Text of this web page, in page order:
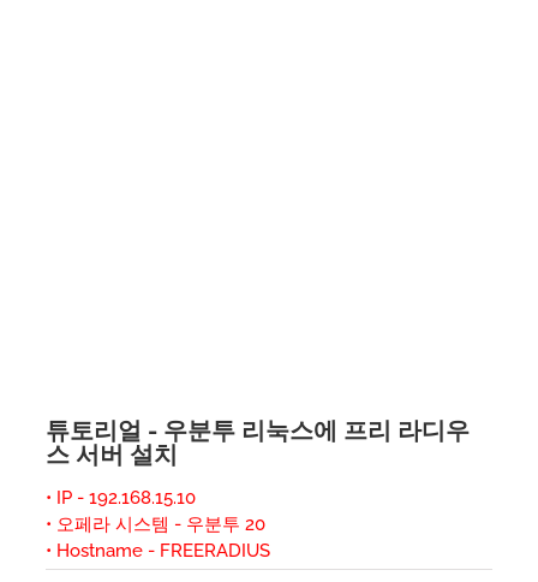
튜토리얼 - 우분투 리눅스에 프리 라디우
스 서버 설치
• IP - 192.168.15.10
• 오페라 시스템 - 우분투 20
• Hostname - FREERADIUS